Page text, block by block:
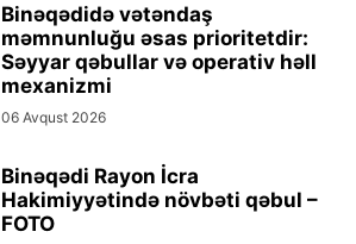
Binəqədidə vətəndaş
məmnunluğu əsas prioritetdir:
Səyyar qəbullar və operativ həll
mexanizmi
06 Avqust 2026
Binəqədi Rayon İcra
Hakimiyyətində növbəti qəbul –
FOTO